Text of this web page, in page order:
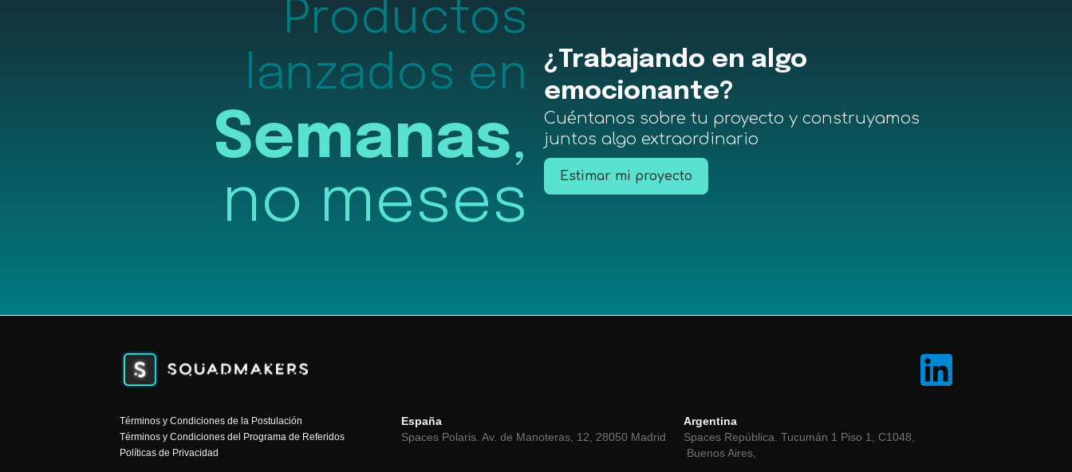
Productos
lanzados en
Semanas,
no meses
¿Trabajando en algo
emocionante?
Cuéntanos sobre tu proyecto y construyamos
juntos algo extraordinario
Estimar mi proyecto
Términos y Condiciones de la Postulación
Términos y Condiciones del Programa de Referidos
Políticas de Privacidad
España
Spaces Polaris. Av. de Manoteras, 12, 28050 Madrid
Argentina
Spaces República. Tucumán 1 Piso 1, C1048,
Buenos Aires,